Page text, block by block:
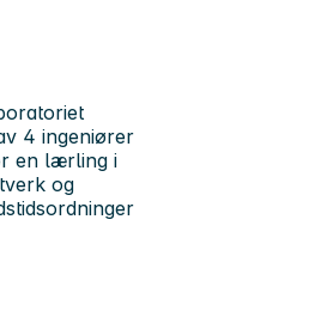
4 ingeniører
en lærling i
og